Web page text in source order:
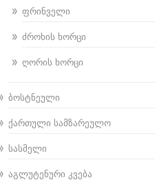
ფრინველი
ძროხის ხორცი
ღორის ხორცი
ბოსტნეული
ქართული სამზარეულო
სასმელი
აგლუტენური კვება